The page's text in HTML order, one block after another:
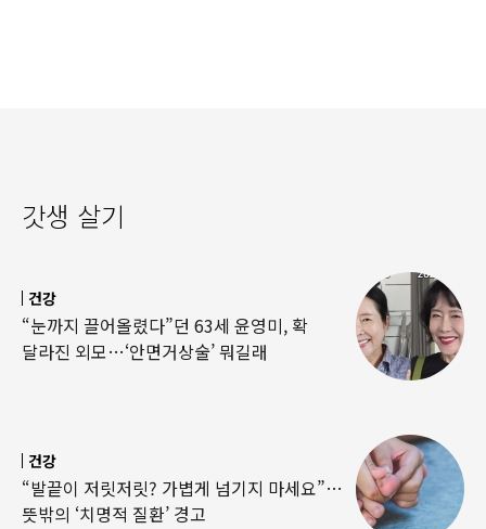
갓생 살기
건강
“눈까지 끌어올렸다”던 63세 윤영미, 확
달라진 외모…‘안면거상술’ 뭐길래
건강
“발끝이 저릿저릿? 가볍게 넘기지 마세요”…
뜻밖의 ‘치명적 질환’ 경고